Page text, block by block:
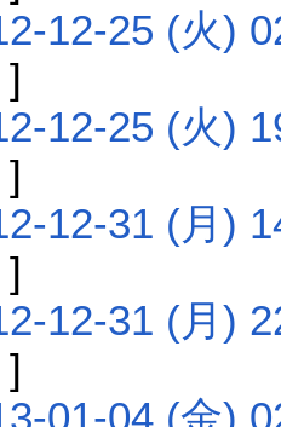
12-25 (火)
]
12-25 (火)
]
12-31 (月)
]
12-31 (月)
]
01-04 (金)